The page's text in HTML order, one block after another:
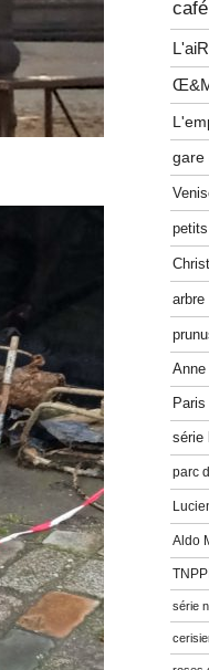
gare
arbre
Anne
Paris
série
parc
Aldo
TNPPI
série